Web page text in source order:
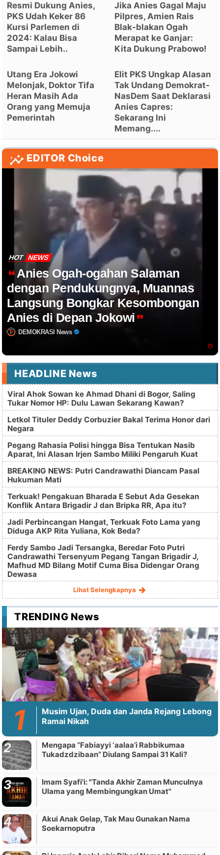
Resmi Dukung Anies,
PKS Udah Keker 86
Kursi Parlemen di
2024: Kalau Bisa
Sampai Lebih..
Jika Anies Gagal Maju
Pilpres, Amien Rais
Blak-blakan Ogah
Merapat ke Ganjar:
Kita Dukung Prabowo!
Utang Era Jokowi
Melonjak, Doktor Tifa
Heran Masih Ada
Orang yang Memuja
Pemerintah
Elit PKS Ungkap Alasan
Tak Undang Demokrat-
NasDem Saat Deklarasi
Anies Capres:
Sekarang Ini
Memang....
EDITOR Choice
HOT NEWS
Anies Ogah-ogahan Salaman
dengan Pendukungnya, Muannas
Langsung Bongkar Kesombongan
Anies di Depan Jokowi
DEMOKRASI News
HEADLINE News
Viral Ahok Sowan ke Ahmad Dhani di Bogor, Saling
Tukar Nomor HP: Dulu Lawan Sekarang Kawan?
Letkol Tituler Deddy Corbuzier Bakal Terima Honor dari
Negara
Pegang Rahasia Polisi hingga Bisa Tentukan Nasib
Aparat, Ini Alasan Irjen Sambo Miliki Pengaruh Kuat
BREAKING NEWS: Putri Candrawathi Diancam Pasal
Hukuman Mati
Terkuak! Pengakuan Bharada E Sebut Ada Gesekan
Konflik Antara Brigadir J dan Bripka RR, Apa itu?
Jadi Perbincangan Hangat, Terkuak Foto Lama yang
Diduga AKP Rita Yuliana, Kok Beda?
Ferdy Sambo Jadi Tersangka, Beredar Foto Putri
Candrawathi Tersenyum Pegang Tangan Brigadir J,
Mafhud MD Bilang Motif Cuma Bisa Didengar Orang
Dewasa
Lihat Selengkapnya
TRENDING News
Musim Ujan, Duda dan Janda Rejang Lebong
Ramai Nikah
Mengapa “Fabiayyi ‘aalaa’i Rabbikumaa
Tukadzdzibaan” Diulang Sampai 31 Kali?
Imam Syafi'i: "Tanda Akhir Zaman Munculnya
Ulama yang Membingungkan Umat"
Akui Anak Gelap, Tak Mau Gunakan Nama
Soekarnoputra